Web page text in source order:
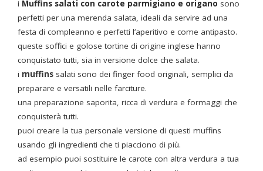
i Muffins salati con carote parmigiano e origano sono
perfetti per una merenda salata, ideali da servire ad una
festa di compleanno e perfetti l’aperitivo e come antipasto.
queste soffici e golose tortine di origine inglese hanno
conquistato tutti, sia in versione dolce che salata.
i muffins salati sono dei finger food originali, semplici da
preparare e versatili nelle farciture.
una preparazione saporita, ricca di verdura e formaggi che
conquisterà tutti.
puoi creare la tua personale versione di questi muffins
usando gli ingredienti che ti piacciono di più.
ad esempio puoi sostituire le carote con altra verdura a tua